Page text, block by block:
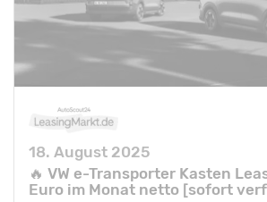
18. August 2025
🔥 VW e-Transporter Kasten
Euro im Monat netto [sofort